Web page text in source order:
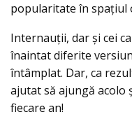
popularitate în spaţiul
Internauţii, dar şi cei
înaintat diferite
întâmplat. Dar, ca
ajutat să ajungă acolo
fiecare an!